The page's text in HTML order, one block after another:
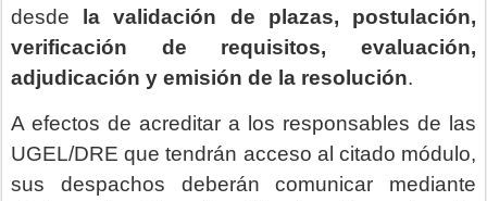
desde
la validación de plazas, postulación,
verificación de requisitos, evaluación,
adjudicación y emisión de la resolución.
A efectos de acreditar a los responsables de las
UGEL/DRE que tendrán acceso al citado módulo,
sus despachos deberán comunicar mediante